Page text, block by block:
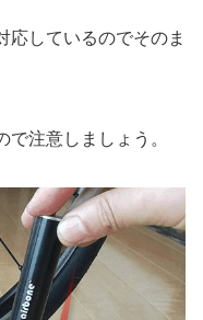
応しているのでそのま
注意しましょう。